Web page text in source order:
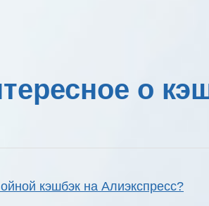
о
кэшбэк на Алиэкспресс?